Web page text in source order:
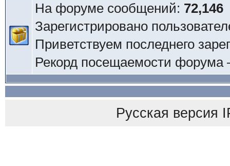
На форуме сообщений: 72,146
Зарегистрировано
Приветствуем последнего
Рекорд посещаемости
Русская версия